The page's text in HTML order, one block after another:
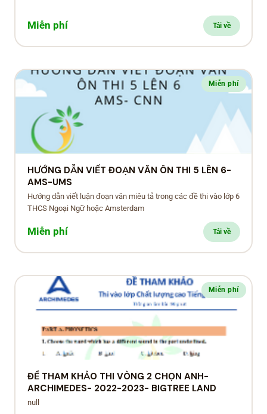
Miễn phí Tải về
Miễn phí
HƯỚNG DẪN VIẾT ĐOẠN VĂN ÔN THI 5 LÊN 6-
AMS-UMS
Hướng dẫn viết luận đoạn văn miêu tả trong các đề thi vào lớp 6
THCS Ngoại Ngữ hoặc Amsterdam
Miễn phí Tải về
Miễn phí
ĐỀ THAM KHẢO THI VÒNG 2 CHỌN ANH-
ARCHIMEDES- 2022-2023- BIGTREE LAND
null